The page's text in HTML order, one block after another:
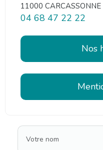
11000 CARCASSONNE
04 68 47 22 22
Nos
Votre nom